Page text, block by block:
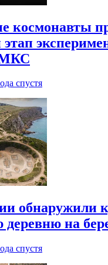
космонавты
этап
спустя
обнаружили
деревню на
спустя